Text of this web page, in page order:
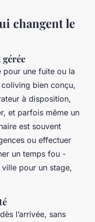
changent le
pour une fuite ou la
bien conçu,
à disposition,
et parfois même un
est souvent
ou effectuer
un temps fou -
pour un stage,
l’arrivée, sans